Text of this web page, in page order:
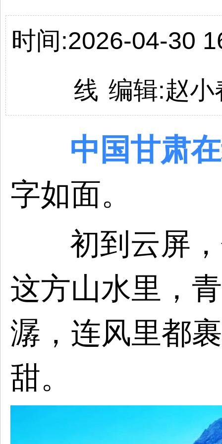
时间:2026-04-30
线 编辑:赵小
中国甘肃
字如面。
初到云屏
这方山水里，
潺，连风里都
甜。